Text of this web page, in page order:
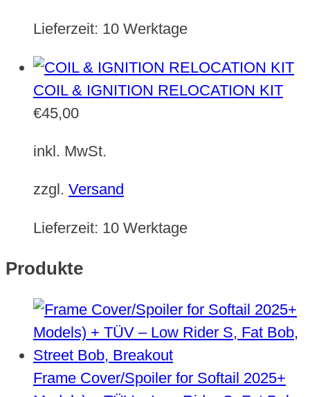
Lieferzeit: 10 Werktage
COIL & IGNITION RELOCATION KIT
€45,00
inkl. MwSt.
zzgl. Versand
Lieferzeit: 10 Werktage
Produkte
Frame Cover/Spoiler for Softail 2025+